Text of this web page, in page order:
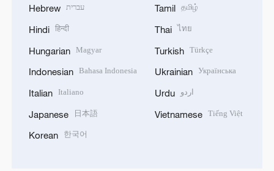
Hebrew עברית
Hindi हिन्दी
Hungarian Magyar
Indonesian Bahasa Indonesia
Italian Italiano
Japanese 日本語
Korean 한국어
Tamil தமிழ்
Thai ไทย
Turkish Türkçe
Ukrainian Українська
Urdu اردو
Vietnamese Tiếng Việt